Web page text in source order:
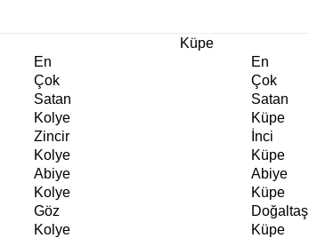
En
Çok
Satan
Kolye
Zincir
Kolye
Abiye
Kolye
Göz
Kolye
Küpe
En
Çok
Satan
Küpe
İnci
Küpe
Abiye
Küpe
Doğaltaş
Küpe